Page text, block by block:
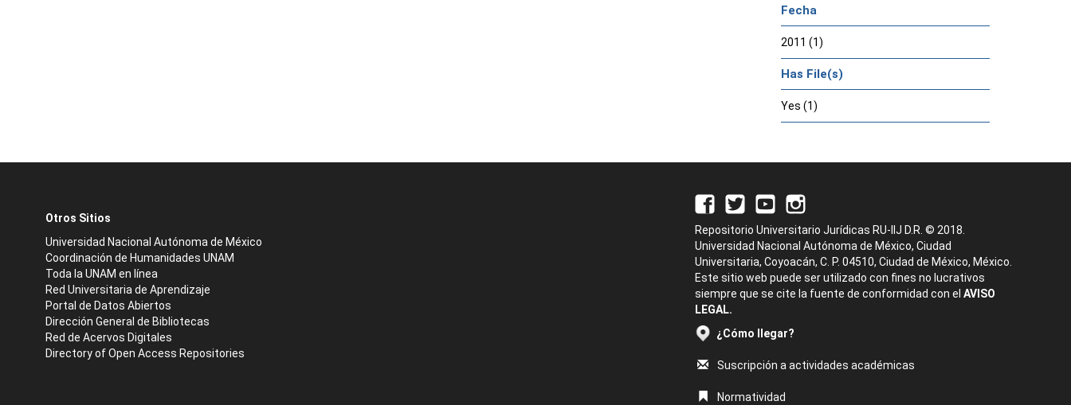
Fecha
2011 (1)
Has File(s)
Yes (1)
Otros Sitios
Universidad Nacional Autónoma de México
Coordinación de Humanidades UNAM
Toda la UNAM en línea
Red Universitaria de Aprendizaje
Portal de Datos Abiertos
Dirección General de Bibliotecas
Red de Acervos Digitales
Directory of Open Access Repositories
Repositorio Universitario Jurídicas RU-IIJ D.R. © 2018.
Universidad Nacional Autónoma de México, Ciudad
Universitaria, Coyoacán, C. P. 04510, Ciudad de México, México.
Este sitio web puede ser utilizado con fines no lucrativos
siempre que se cite la fuente de conformidad con el AVISO
LEGAL.
¿Cómo llegar?
Suscripción a actividades académicas
Normatividad